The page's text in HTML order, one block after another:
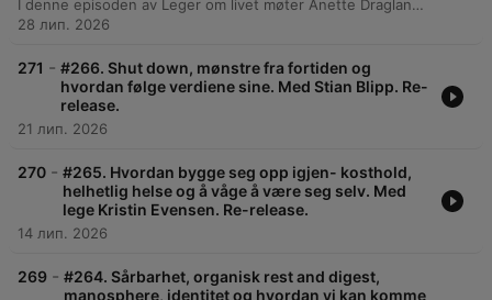
I denne episoden av Leger om livet møter Anette Dragland legen Simen Løset for å diskutere sammenhengen mellom ernæring, fysisk helse og mental helse. De utforsker hvordan cellulær ubalanse, spesielt i mitokondriene, påvirker kroppens og sinnets balanse, samt betydningen av forebyggende livsstilsvalg. Samtalen belyser de negative effektene av ultraprosessert mat, industrielle oljer og tilsetningsstoffer som aspartam. Gjennom diskusjoner om kronisk betennelse, hormonelle endringer og økonomiske interesser i matindustrien, presenteres praktiske strategier for å bygge varige vaner gjennom disiplin fremfor motivasjon.
28 лип. 2026
271 - #266. Shut down, mønstre fra fortiden og
hvordan følge verdiene sine. Med Stian Blipp. Re-
release.
21 лип. 2026
270 - #265. Hvordan bygge seg opp igjen- kosthold,
helhetlig helse og å våge å være seg selv. Med
lege Kristin Evensen. Re-release.
14 лип. 2026
269 - #264. Sårbarhet, organisk rest and digest,
manosphere, identitet og hvordan vi kan komme